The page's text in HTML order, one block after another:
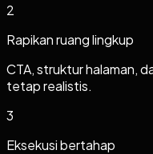
2
Rapikan ruang lingkup
CTA, struktur halaman,
tetap realistis.
3
Eksekusi bertahap